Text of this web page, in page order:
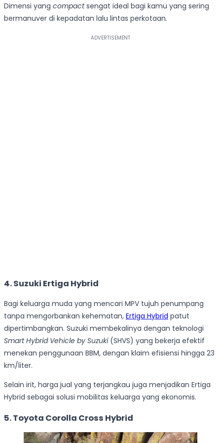
Dimensi yang compactsengat ideal bagi kamu yang sering
bermanuver di kepadatan lalu lintas perkotaan.
4. Suzuki Ertiga Hybrid
Bagi keluarga muda yang mencari MPV tujuh penumpang
tanpa mengorbankan kehematan, Ertiga Hybrid patut
dipertimbangkan. Suzuki membekalinya dengan teknologi
Smart Hybrid Vehicle by Suzuki(SHVS) yang bekerja efektif
menekan penggunaan BBM, dengan klaim efisiensi hingga 23
km/liter.
Selain irit, harga jual yang terjangkau juga menjadikan Ertiga
Hybrid sebagai solusi mobilitas keluarga yang ekonomis.
5. Toyota Corolla Cross Hybrid